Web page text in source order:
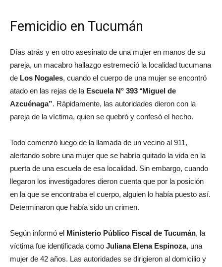
Femicidio en Tucumán
Días atrás y en otro asesinato de una mujer en manos de su
pareja, un macabro hallazgo estremeció la localidad tucumana
de Los Nogales, cuando el cuerpo de una mujer se encontró
atado en las rejas de la Escuela N° 393 “Miguel de
Azcuénaga”. Rápidamente, las autoridades dieron con la
pareja de la víctima, quien se quebró y confesó el hecho.
Todo comenzó luego de la llamada de un vecino al 911,
alertando sobre una mujer que se habría quitado la vida en la
puerta de una escuela de esa localidad. Sin embargo, cuando
llegaron los investigadores dieron cuenta que por la posición
en la que se encontraba el cuerpo, alguien lo había puesto así.
Determinaron que había sido un crimen.
Según informó el Ministerio Público Fiscal de Tucumán, la
víctima fue identificada como Juliana Elena Espinoza, una
mujer de 42 años. Las autoridades se dirigieron al domicilio y